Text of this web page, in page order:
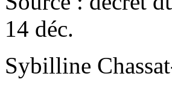
14 déc.
Sybilline